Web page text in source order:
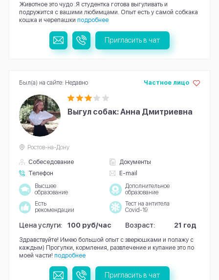
Животное это чудо .Я студентка готова выгуливать и
подружится с вашими любимцами. Опыт есть у самой собкака
кошка и черепашки подробнее
Пригласить в чат
Выгул собак: Анна Дмитриевна
Собеседование
Документы
Телефон
E-mail
Частное лицо
Ростов-на-Дону
Высшее
образование
Дополнительное
образование
Есть
рекомендации
Тест на антитела
Covid-19
Цена услуги: 100 руб/час Возраст: 21 год
Здравствуйте! Имею большой опыт с зверюшками и полажу с
каждым) Прогулки, кормления, развлечение и купание это по
моей части! подробнее
Был(а) на сайте: Недавно
Пригласить в чат